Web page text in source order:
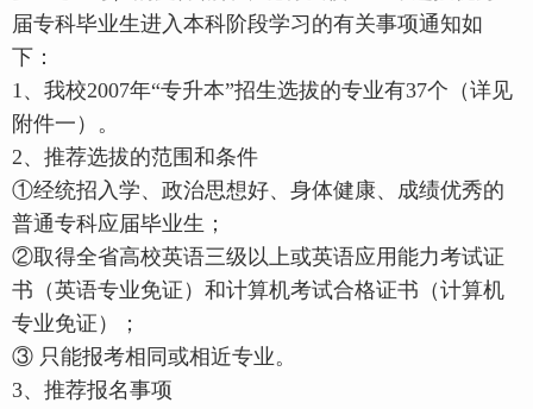
届专科毕业生进入本科阶段学习的有关事项通知如
下：
1、我校2007年“专升本”招生选拔的专业有37个（详见
附件一）。
2、推荐选拔的范围和条件
①经统招入学、政治思想好、身体健康、成绩优秀的
普通专科应届毕业生；
②取得全省高校英语三级以上或英语应用能力考试证
书（英语专业免证）和计算机考试合格证书（计算机
专业免证）；
③ 只能报考相同或相近专业。
3、推荐报名事项